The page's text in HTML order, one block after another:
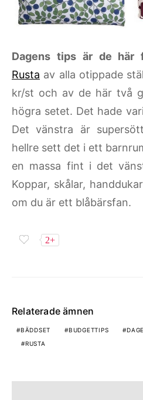
Dagens tips är de här
Rusta av alla otippade
kr/st och av de här två
högra setet. Det hade
Det vänstra är
hellre sett det i ett
en massa fint i det
Koppar, skålar,
om du är ett blåbärsfan.
2+
Relaterade ämnen
BÄDDSET BUDGETTIPS
RUSTA